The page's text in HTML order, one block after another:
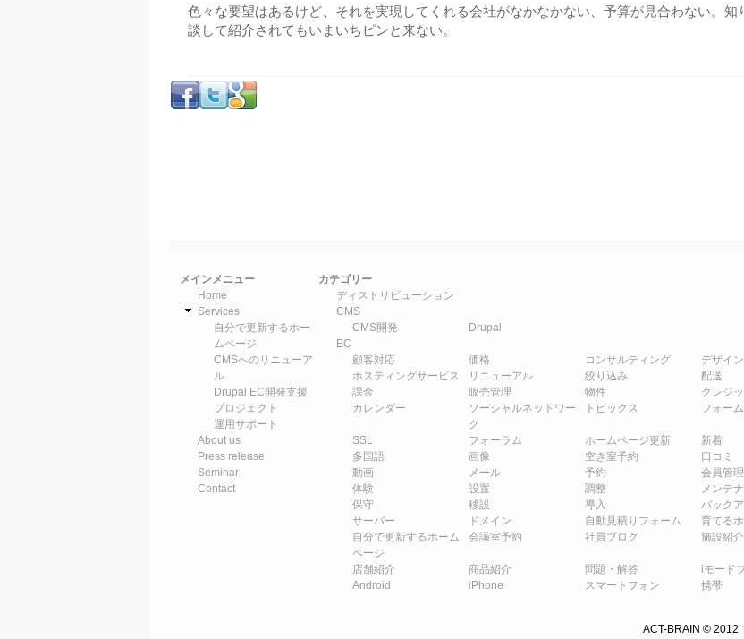
色々な要望はあるけど、それを実現してくれる会社がなかなかない、予算が見合わない。知
談して紹介されてもいまいちピンと来ない。
メインメニュー
Home
Services
自分で更新するホー
ムページ
CMSへのリニューア
ル
Drupal EC開発支援
プロジェクト
運用サポート
About us
Press release
Seminar
Contact
カテゴリー
ディストリビューション
CMS
CMS開発
Drupal
EC
顧客対応
価格 コンサルティング
デザイン
ホスティングサービス
リニューアル 絞り込み
配送
課金
販売管理 物件
クレジ
カレンダー
ソーシャルネットワー
ク
トピックス フォーム
SSL フォーラム ホームページ更新
新着
多国語
画像 空き室予約
口コミ
動画
メール 予約
会員管理
体験
設置 調整
メンテ
保守
移設 導入
バック
サーバー
ドメイン 自動見積りフォーム
育てる
自分で更新するホーム
ページ
会議室予約 社員ブログ 施設紹介
店舗紹介 商品紹介 問題・解答
iモード
Android
iPhone スマートフォン 携帯
ACT-BRAIN © 2012